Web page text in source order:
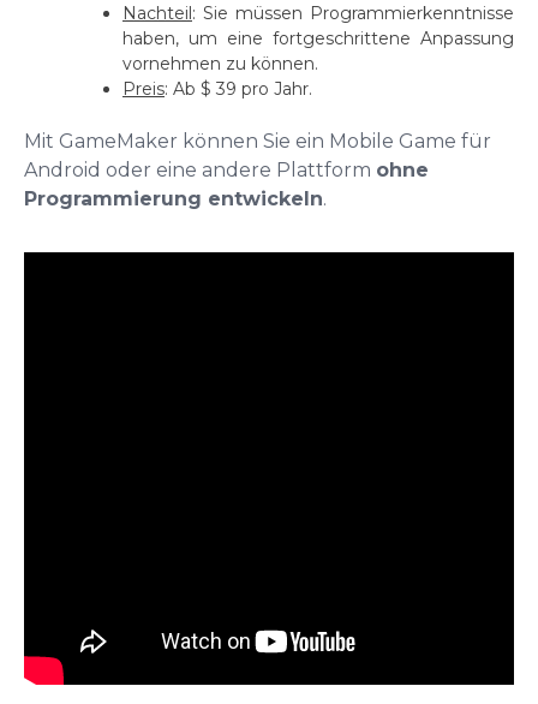
Nachteil: Sie müssen Programmierkenntnisse
haben, um eine fortgeschrittene Anpassung
vornehmen zu können.
Preis: Ab $ 39 pro Jahr.
Mit GameMaker können Sie ein Mobile Game für
Android oder eine andere Plattform ohne
Programmierung entwickeln.